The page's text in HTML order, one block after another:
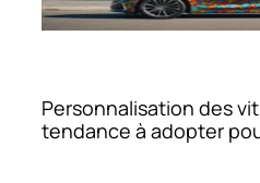
Personnalisation des
tendance à adopter